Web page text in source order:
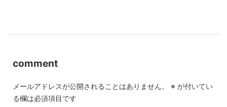
comment
メールアドレスが公開されることはありません。 ※ が付いてい
る欄は必須項目です